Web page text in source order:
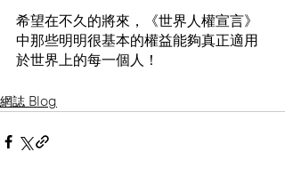
希望在不久的將來，《世界人權宣言》
中那些明明很基本的權益能夠真正適用
於世界上的每一個人！
網誌 Blog